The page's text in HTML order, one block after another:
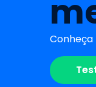
Conheça